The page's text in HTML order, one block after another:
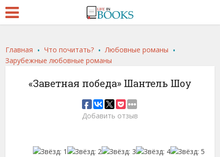
Главная .Что почитать? . Любовные романы .
Зарубежные любовные романы
«Заветная победа» Шантель Шоу
Добавить отзыв